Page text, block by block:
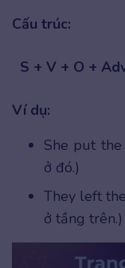
Cấu trúc:
S + V + O +
Ví dụ:
She put
ở đó.)
They left
ở tầng trên.)